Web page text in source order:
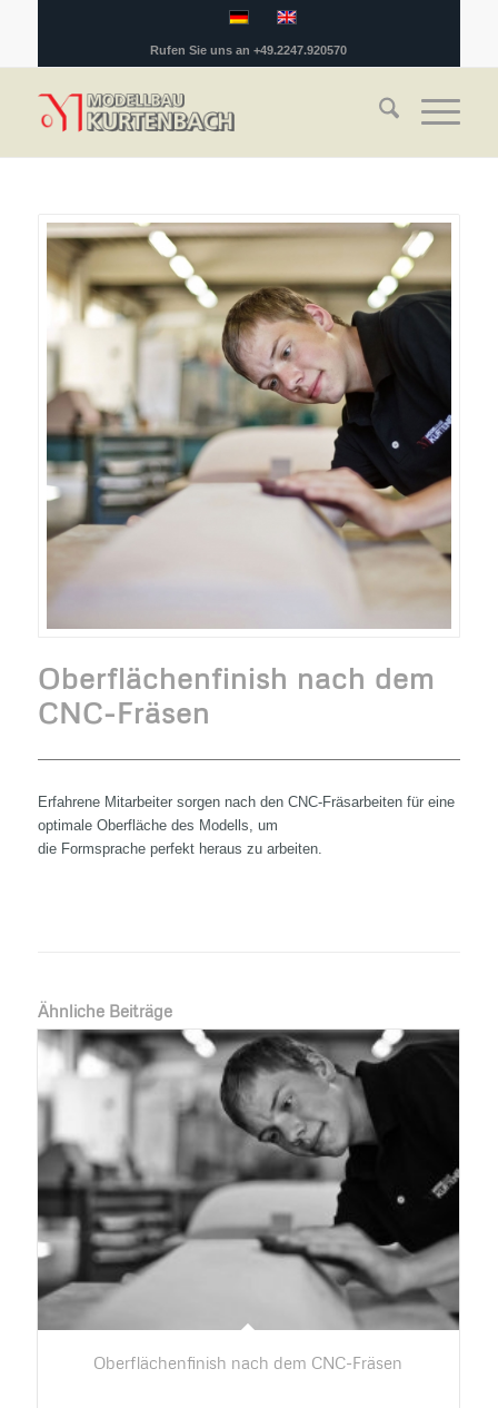
Rufen Sie uns an +49.2247.920570
Oberflächenfinish nach dem
CNC-Fräsen
Erfahrene Mitarbeiter sorgen nach den CNC-Fräsarbeiten für eine
optimale Oberfläche des Modells, um
die Formsprache perfekt heraus zu arbeiten.
Ähnliche Beiträge
Oberflächenfinish nach dem CNC-Fräsen